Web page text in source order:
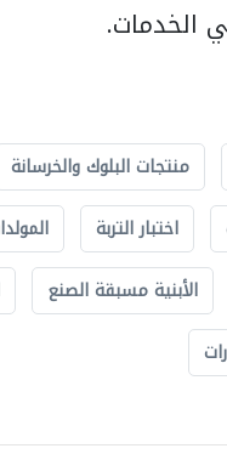
الخدمات.
منتجات البلوك والخرسانة
اختبار التربة
الأبنية مسبقة الصنع